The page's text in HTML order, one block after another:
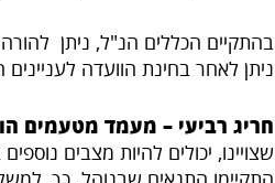
בהתקיים הכללים הנ"ל, ניתן
ניתן לאחר בחינת הוועדה לעניינים
חריג רביעי – מעמד מטעמים
שצויינו, יכולים להיות מצבים